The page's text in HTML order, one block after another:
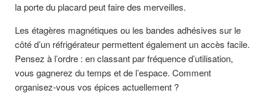
la porte du placard peut faire des merveilles.
Les étagères magnétiques ou les bandes adhésives sur le
côté d’un réfrigérateur permettent également un accès facile.
Pensez à l’ordre : en classant par fréquence d’utilisation,
vous gagnerez du temps et de l’espace. Comment
organisez-vous vos épices actuellement ?